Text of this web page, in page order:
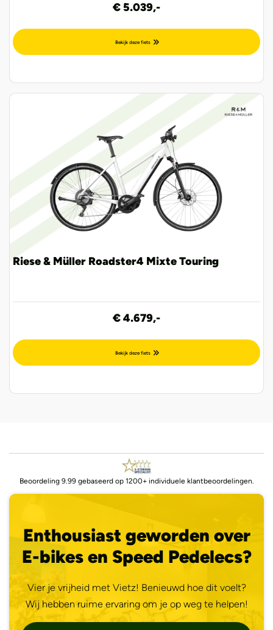
€ 5.039,-
Bekijk deze fiets
Riese & Müller Roadster4 Mixte Touring
€ 4.679,-
Bekijk deze fiets
Beoordeling 9.99 gebaseerd op 1200+ individuele klantbeoordelingen.
Enthousiast geworden over
E-bikes en Speed Pedelecs?
Vier je vrijheid met Vietz! Benieuwd hoe dit voelt?
Wij hebben ruime ervaring om je op weg te helpen!